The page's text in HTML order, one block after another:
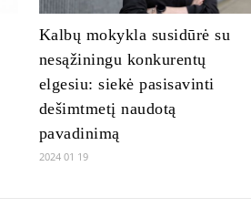
Kalbų mokykla susidūrė su
nesąžiningu konkurentų
elgesiu: siekė pasisavinti
dešimtmetį naudotą
pavadinimą
2024 01 19